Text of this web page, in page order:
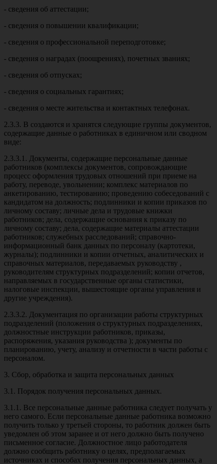
- сведения об аттестации;
- сведения о повышении квалификации;
- сведения о профессиональной переподготовке;
- сведения о наградах (поощрениях), почетных званиях;
- сведения об отпусках;
- сведения о социальных гарантиях;
- сведения о месте жительства и контактных телефонах.
2.3.3. В создаются и хранятся следующие группы документов,
содержащие данные о работниках в единичном или сводном
виде:
2.3.3.1. Документы, содержащие персональные данные
работников (комплексы документов, сопровождающие
процесс оформления трудовых отношений при приеме на
работу, переводе, увольнении; комплекс материалов по
анкетированию, тестированию; проведению собеседований с
кандидатом на должность; подлинники и копии приказов по
личному составу; личные дела и трудовые книжки
работников; дела, содержащие основания к приказу по
личному составу; дела, содержащие материалы аттестации
работников; служебных расследований; справочно-
информационный банк данных по персоналу (картотеки,
журналы); подлинники и копии отчетных, аналитических и
справочных материалов, передаваемых руководству ,
руководителям структурных подразделений; копии отчетов,
направляемых в государственные органы статистики,
налоговые инспекции, вышестоящие органы управления и
другие учреждения).
2.3.3.2. Документация по организации работы структурных
подразделений (положения о структурных подразделениях,
должностные инструкции работников, приказы,
распоряжения, указания руководства ); документы по
планированию, учету, анализу и отчетности в части работы с
персоналом.
3. Сбор, обработка и защита персональных данных
3.1. Порядок получения персональных данных.
3.1.1. Все персональные данные работника следует получать у
него самого. Если персональные данные работника возможно
получить только у третьей стороны, то работник должен быть
уведомлен об этом заранее и от него должно быть получено
письменное согласие. Должностное лицо работодателя
должно сообщить работнику о целях, предполагаемых
источниках и способах получения персональных данных, а